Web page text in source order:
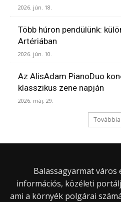
2026. jún. 18.
Több húron pendülünk:
Artériában
2026. jún. 10.
Az AlisAdam PianoDuo
klasszikus zene napján
2026. máj. 29.
Balassagyarmat város
információs, közéleti
ami a környék polgárai